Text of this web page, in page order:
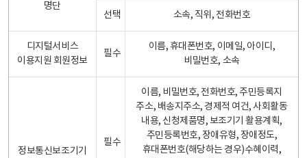
명단
선택 소속, 직위, 전화번호
디지털서비스
이용지원 회원정보
필수
이름, 휴대폰번호, 이메일, 아이디,
비밀번호, 소속
정보통신보조기기
필수
이름, 비밀번호, 전화번호, 주민등록지
주소, 배송지주소, 경제적 여건, 사회활동
내용, 신청제품명, 보조기기 활용계획,
주민등록번호, 장애유형, 장애정도,
휴대폰번호(해당하는 경우)수혜이력,